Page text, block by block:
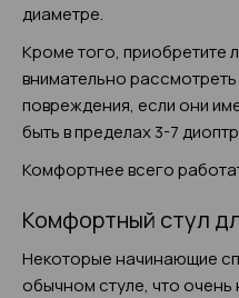
диаметре.
Кроме того, приобретите
внимательно рассмотреть
повреждения, если они
быть в пределах 3-7
Комфортнее всего
Комфортный стул
Некоторые начинающие
обычном стуле, что